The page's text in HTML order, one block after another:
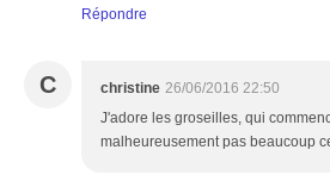
Répondre
C christine 26/06/2016 22:50
J'adore les groseilles, qui
malheureusement pas beaucoup